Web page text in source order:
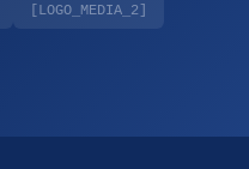
[LOGO_MEDIA_2]